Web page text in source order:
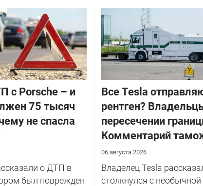
с Porsche – и
75 тысяч
не спасла
о ДТП в
был поврежден
Все Tesla
рентген?
пересечении
Комментарий
06 августа 2026
Владелец Tesla
столкнулся с необычной